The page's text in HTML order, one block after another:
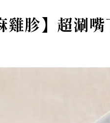
雞胗】超涮